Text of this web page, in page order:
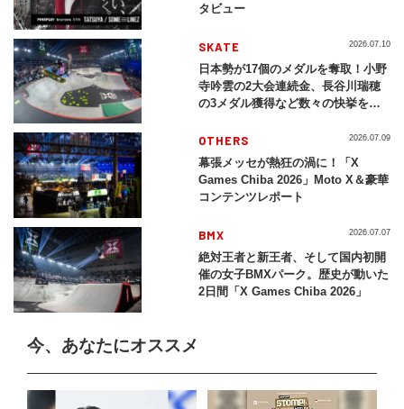
タビュー
SKATE
日本勢が17個のメダルを奪取！小野
寺吟雲の2大会連続金、長谷川瑞穂
の3メダル獲得など数々の快挙をプ
2026」
2026.07.10
OTHERS
幕張メッセが熱狂の渦に！「X
Games Chiba 2026」Moto X＆豪華
コンテンツレポート
2026.07.09
BMX
絶対王者と新王者、そして国内初開
催の女子BMXパーク。歴史が動いた
2日間「X Games Chiba 2026」
2026.07.07
今、あなたにオススメ